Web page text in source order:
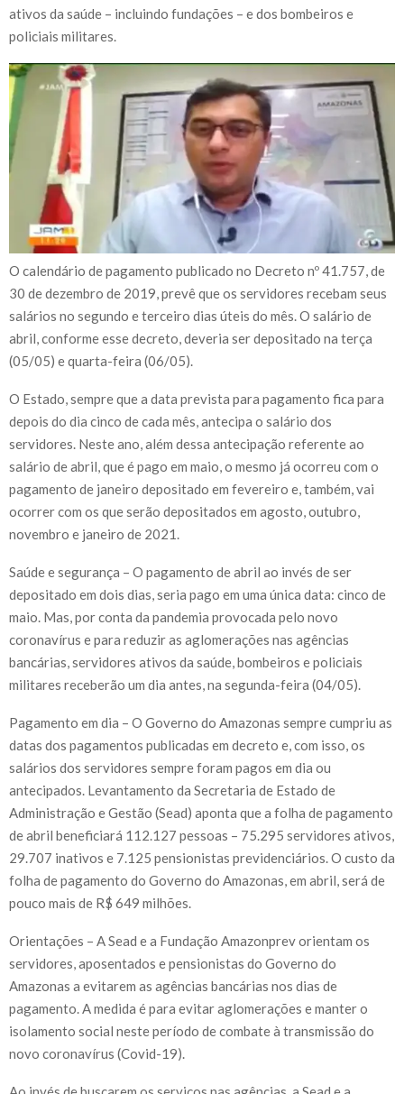
ativos da saúde – incluindo fundações – e dos bombeiros e
policiais militares.
O calendário de pagamento publicado no Decreto nº 41.757, de
30 de dezembro de 2019, prevê que os servidores recebam seus
salários no segundo e terceiro dias úteis do mês. O salário de
abril, conforme esse decreto, deveria ser depositado na terça
(05/05) e quarta-feira (06/05).
O Estado, sempre que a data prevista para pagamento fica para
depois do dia cinco de cada mês, antecipa o salário dos
servidores. Neste ano, além dessa antecipação referente ao
salário de abril, que é pago em maio, o mesmo já ocorreu com o
pagamento de janeiro depositado em fevereiro e, também, vai
ocorrer com os que serão depositados em agosto, outubro,
novembro e janeiro de 2021.
Saúde e segurança – O pagamento de abril ao invés de ser
depositado em dois dias, seria pago em uma única data: cinco de
maio. Mas, por conta da pandemia provocada pelo novo
coronavírus e para reduzir as aglomerações nas agências
bancárias, servidores ativos da saúde, bombeiros e policiais
militares receberão um dia antes, na segunda-feira (04/05).
Pagamento em dia – O Governo do Amazonas sempre cumpriu as
datas dos pagamentos publicadas em decreto e, com isso, os
salários dos servidores sempre foram pagos em dia ou
antecipados. Levantamento da Secretaria de Estado de
Administração e Gestão (Sead) aponta que a folha de pagamento
de abril beneficiará 112.127 pessoas – 75.295 servidores ativos,
29.707 inativos e 7.125 pensionistas previdenciários. O custo da
folha de pagamento do Governo do Amazonas, em abril, será de
pouco mais de R$ 649 milhões.
Orientações – A Sead e a Fundação Amazonprev orientam os
servidores, aposentados e pensionistas do Governo do
Amazonas a evitarem as agências bancárias nos dias de
pagamento. A medida é para evitar aglomerações e manter o
isolamento social neste período de combate à transmissão do
novo coronavírus (Covid-19).